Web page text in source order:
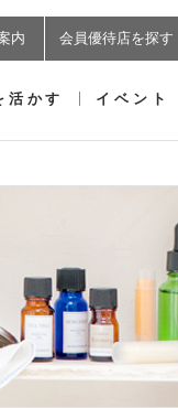
内 会員優待店を探す
活かす イベント